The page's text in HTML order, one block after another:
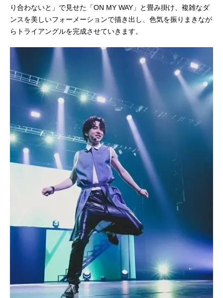
り合わないと」で見せた「ON MY WAY」と畳み掛け、複雑なダ
ンスを美しいフォーメーションで描き出し、色気を振りまきなが
らトライアングルを完成させていきます。